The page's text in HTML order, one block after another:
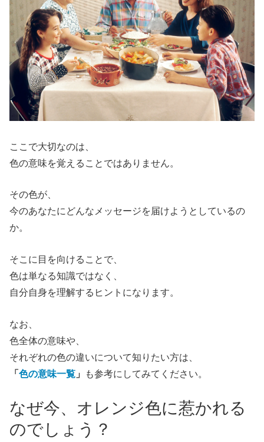
ここで大切なのは、
色の意味を覚えることではありません。
その色が、
今のあなたにどんなメッセージを届けようとしているの
か。
そこに目を向けることで、
色は単なる知識ではなく、
自分自身を理解するヒントになります。
なお、
色全体の意味や、
それぞれの色の違いについて知りたい方は、
「 色の意味一覧 」 も参考にしてみてください。
なぜ今、オレンジ色に惹かれる
のでしょう？